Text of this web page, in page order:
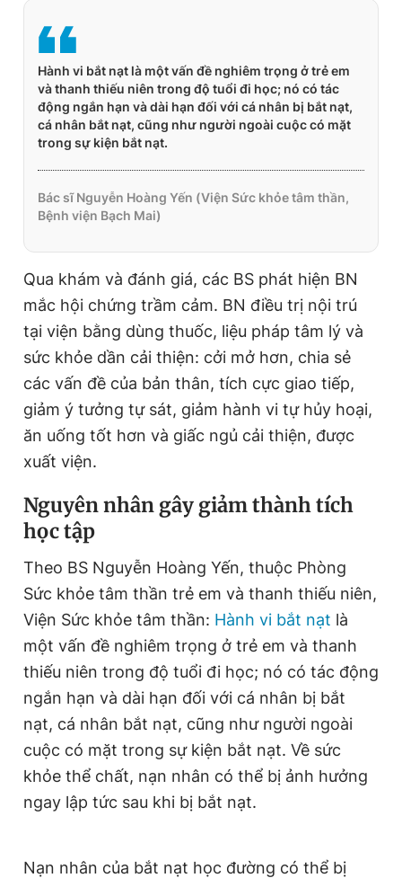
Hành vi bắt nạt là một vấn đề nghiêm trọng ở trẻ em
và thanh thiếu niên trong độ tuổi đi học; nó có tác
động ngắn hạn và dài hạn đối với cá nhân bị bắt nạt,
cá nhân bắt nạt, cũng như người ngoài cuộc có mặt
trong sự kiện bắt nạt.
Bác sĩ Nguyễn Hoàng Yến (Viện Sức khỏe tâm thần,
Bệnh viện Bạch Mai)
Qua khám và đánh giá, các BS phát hiện BN
mắc hội chứng trầm cảm. BN điều trị nội trú
tại viện bằng dùng thuốc, liệu pháp tâm lý và
sức khỏe dần cải thiện: cởi mở hơn, chia sẻ
các vấn đề của bản thân, tích cực giao tiếp,
giảm ý tưởng tự sát, giảm hành vi tự hủy hoại,
ăn uống tốt hơn và giấc ngủ cải thiện, được
xuất viện.
Nguyên nhân gây giảm thành tích
học tập
Theo BS Nguyễn Hoàng Yến, thuộc Phòng
Sức khỏe tâm thần trẻ em và thanh thiếu niên,
Viện Sức khỏe tâm thần: Hành vi bắt nạt là
một vấn đề nghiêm trọng ở trẻ em và thanh
thiếu niên trong độ tuổi đi học; nó có tác động
ngắn hạn và dài hạn đối với cá nhân bị bắt
nạt, cá nhân bắt nạt, cũng như người ngoài
cuộc có mặt trong sự kiện bắt nạt. Về sức
khỏe thể chất, nạn nhân có thể bị ảnh hưởng
ngay lập tức sau khi bị bắt nạt.
Nạn nhân của bắt nạt học đường có thể bị